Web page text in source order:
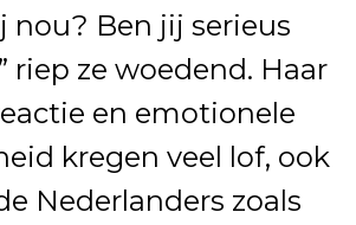
nou? Ben jij serieus
riep ze woedend. Haar
en emotionele
kregen veel lof, ook
Nederlanders zoals